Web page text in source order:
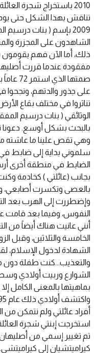
2010 باستخراج شجرة
تناقش بهذا الشكل حتى
2009 بإسم ( بنات
الشاهدون على المجزرة
ذلك، أما الآن فهم
مفقودة عندما قررت
صمتها
على جذور والدتهم، ونجحوا
تناثروا في مختلف بقاع
الوثائقي ( بنات درسيم
بالبحث بشكل أوسع. دعونا
وهي تقص علينا ما عاشته
سلموني بداية إلى ضابط
الضابط في منطقة أخرى
بجانب (عائلتي ) كخادمة
بالعصى وتكسرت أصابعي،
وإضطررت إلى الهرب بعد
النفوس، وفيما بعد قامت
أنني عانيت هناك أيضاً من
الخامسة والثلاثين، وقبل
الشهادة لدخول الإسلام،
والتعذيب…كنت طفلة
الشوارع وربيت أولادي
بماهيتها بالمعنى الكامل
استخرجت إبنتي شجرة
تم تغيير إسمي من
كيراميتشيان إلى